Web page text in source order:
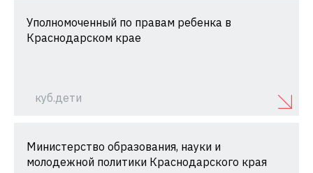
Уполномоченный по правам ребенка в
Краснодарском крае
куб.дети
Министерство образования, науки и
молодежной политики Краснодарского края